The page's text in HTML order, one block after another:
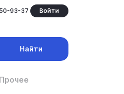
93-37 Войти
Найти
Прочее